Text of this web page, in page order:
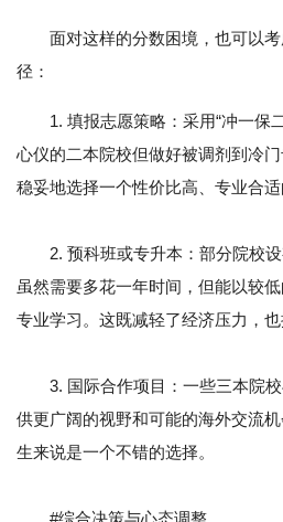
面对这样的分数困境，也可以
径：
1. 填报志愿策略：采用“冲一保
心仪的二本院校但做好被调剂到冷
稳妥地选择一个性价比高、专业合适
2. 预科班或专升本：部分院校设
虽然需要多花一年时间，但能以较
专业学习。这既减轻了经济压力，也
3. 国际合作项目：一些三本院校
供更广阔的视野和可能的海外交流
生来说是一个不错的选择。
#综合决策与心态调整